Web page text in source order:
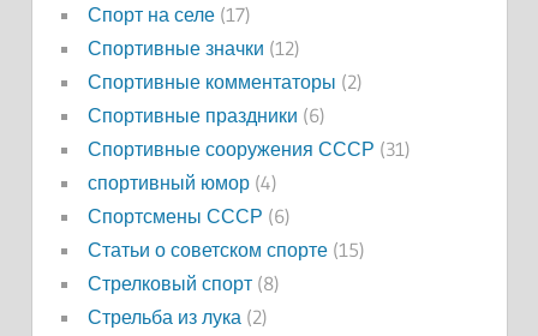
Спорт на селе(17)
Спортивные значки (12)
Спортивные комментаторы (2)
Спортивные праздники (6)
Спортивные сооружения СССР (31)
спортивный юмор(4)
Спортсмены СССР (6)
Статьи о советском спорте(15)
Стрелковый спорт(8)
Стрельба из лука (2)